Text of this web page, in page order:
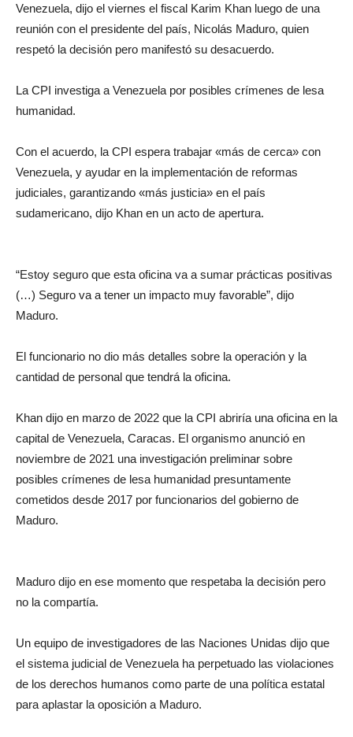
Venezuela, dijo el viernes el fiscal Karim Khan luego de una
reunión con el presidente del país, Nicolás Maduro, quien
respetó la decisión pero manifestó su desacuerdo.
La CPI investiga a Venezuela por posibles crímenes de lesa
humanidad.
Con el acuerdo, la CPI espera trabajar «más de cerca» con
Venezuela, y ayudar en la implementación de reformas
judiciales, garantizando «más justicia» en el país
sudamericano, dijo Khan en un acto de apertura.
“Estoy seguro que esta oficina va a sumar prácticas positivas
(…) Seguro va a tener un impacto muy favorable”, dijo
Maduro.
El funcionario no dio más detalles sobre la operación y la
cantidad de personal que tendrá la oficina.
Khan dijo en marzo de 2022 que la CPI abriría una oficina en la
capital de Venezuela, Caracas. El organismo anunció en
noviembre de 2021 una investigación preliminar sobre
posibles crímenes de lesa humanidad presuntamente
cometidos desde 2017 por funcionarios del gobierno de
Maduro.
Maduro dijo en ese momento que respetaba la decisión pero
no la compartía.
Un equipo de investigadores de las Naciones Unidas dijo que
el sistema judicial de Venezuela ha perpetuado las violaciones
de los derechos humanos como parte de una política estatal
para aplastar la oposición a Maduro.